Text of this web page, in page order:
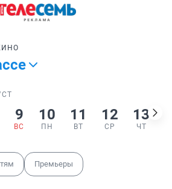
9
ВС
10
ПН
11
ВТ
12
СР
13
ЧТ
Премьеры